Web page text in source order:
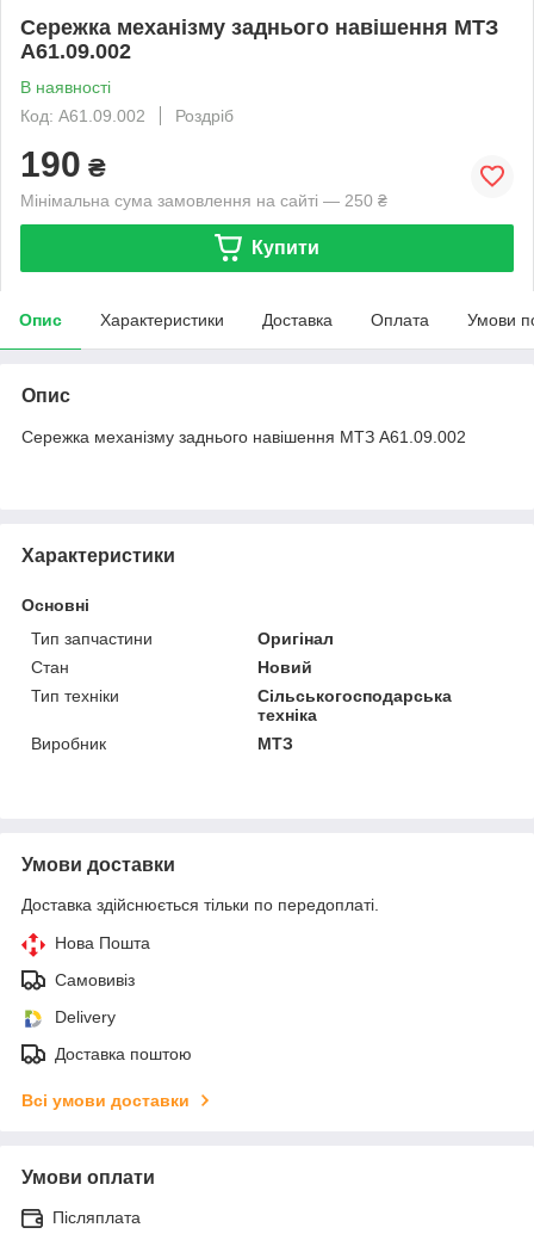
Сережка механізму заднього навішення МТЗ
А61.09.002
В наявності
Код: A61.09.002
Роздріб
190 ₴
Мінімальна сума замовлення на сайті — 250 ₴
Купити
Опис Характеристики Доставка Оплата Умови
Опис
Сережка механізму заднього навішення МТЗ А61.09.002
Характеристики
Основні
Тип запчастини
Оригінал
Стан
Новий
Тип техніки
Сільськогосподарська
техніка
Виробник
МТЗ
Умови доставки
Доставка здійснюється тільки по передоплаті.
Нова Пошта
Самовивіз
Delivery
Доставка поштою
Всі умови доставки
Умови оплати
Післяплата